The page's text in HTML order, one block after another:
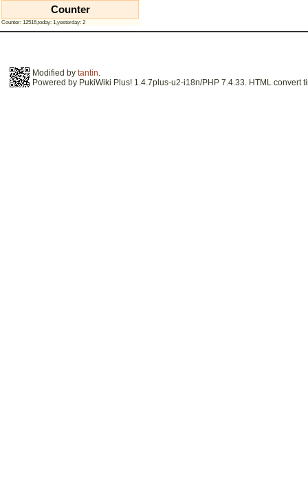
Counter
Counter: 12516,today: 1,yesterday: 2
Modified by tantin.
Powered by PukiWiki Plus! 1.4.7plus-u2-i18n/PHP 7.4.33. HTML convert